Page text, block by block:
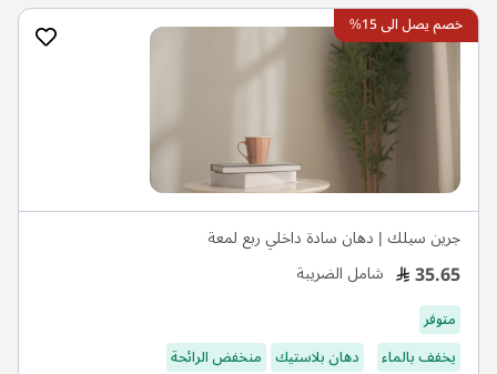
خصم يصل الى 15%
جرين سيلك | دهان سادة داخلي ربع لمعة
35.65 شامل الضريبة
متوفر
يخفف بالماء
دهان بلاستيك منخفض الرائحة